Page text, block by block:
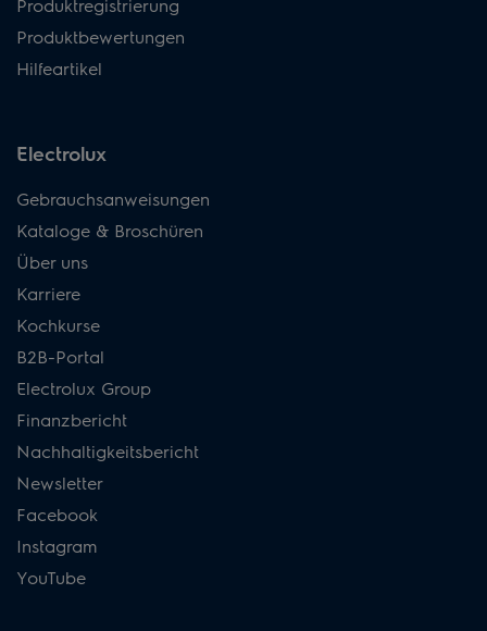
Produktregistrierung
Produktbewertungen
Hilfeartikel
Electrolux
Gebrauchsanweisungen
Kataloge & Broschüren
Über uns
Karriere
Kochkurse
B2B-Portal
Electrolux Group
Finanzbericht
Nachhaltigkeitsbericht
Newsletter
Facebook
Instagram
YouTube